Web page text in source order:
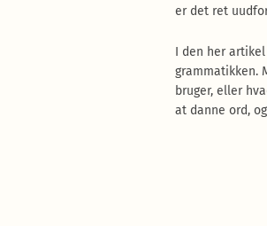
er det ret
I den her
grammatikken.
bruger, eller
at danne ord,